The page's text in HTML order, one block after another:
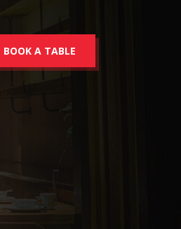
BOOK A TABLE